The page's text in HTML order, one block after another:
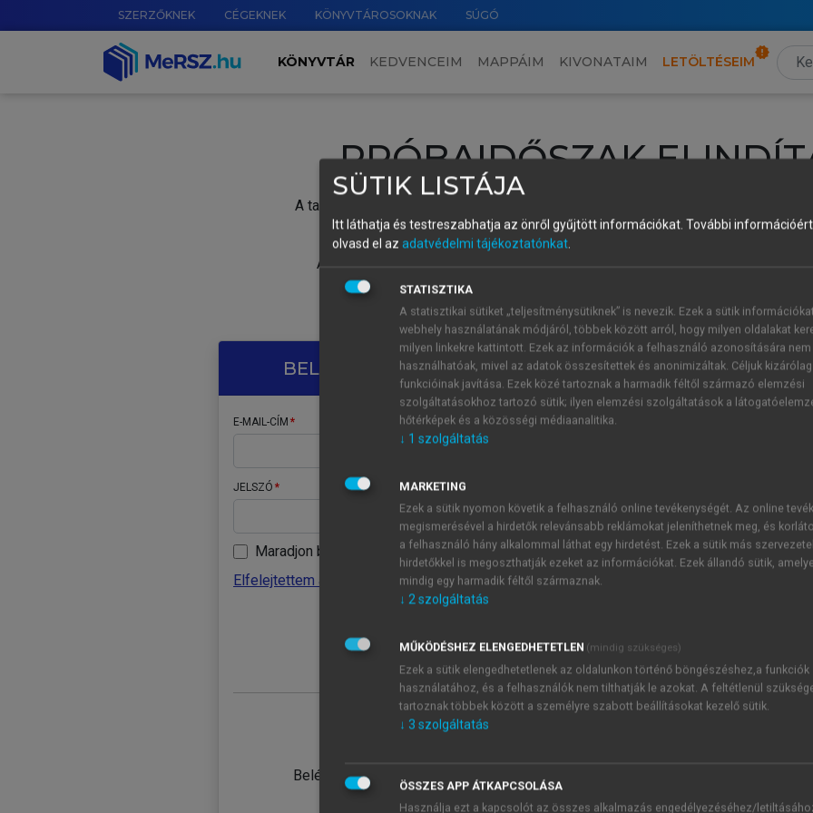
SZERZŐKNEK CÉGEKNEK KÖNYVTÁROSOKNAK SÚGÓ
KÖNYVTÁR KEDVENCEIM MAPPÁIM KIVONATAIM LETÖLTÉSEIM
PRÓBAIDŐSZAK
A tartalom megtekintéséhez lépj be a saját fiókoddal, iskolai azonosítóddal vagy
Új felhasználóként1 óra díjmentes hozzáférésrevagy
A próbaidőszak elindításához,
vagy hozz
A regisztráció után a
BELÉPÉS SAJÁT FIÓKKAL
E-MAIL-CÍM
JELSZÓ
Maradjon belépve
Elfelejtettem a jelszavamat
Belépés intézményi azonosítóval
ÚJ FIÓK
1 óra
JELSZÓ
Kérek értesítést a MeRSZ
Kérek értesítést az
SÜTIK LISTÁJA
Itt láthatja és testreszabhatja az önről gyűjtött információkat. További
olvasd el az adatvédelmi tájékoztatónkat.
STATISZTIKA
A statisztikai sütiket „teljesítménysütiknek” is nevezik. Ezek a sütik
webhely használatának módjáról, többek között arról, hogy milyen oldalakat
milyen linkekre kattintott. Ezek az információk a felhasználó azonosítására nem
használhatóak, mivel az adatok összesítettek és anonimizáltak. Céljuk
funkcióinak javítása. Ezek közé tartoznak a harmadik féltől származó elemzési
szolgáltatásokhoz tartozó sütik; ilyen elemzési szolgáltatások a
hőtérképek és a közösségi médiaanalitika.
↓ 1 szolgáltatás
MARKETING
Ezek a sütik nyomon követik a felhasználó online tevékenységét. Az online
megismerésével a hirdetők relevánsabb reklámokat jeleníthetnek meg, és
a felhasználó hány alkalommal láthat egy hirdetést. Ezek a sütik más
hirdetőkkel is megoszthatják ezeket az információkat. Ezek állandó sütik,
mindig egy harmadik féltől származnak.
↓ 2szolgáltatás
MŰKÖDÉSHEZ ELENGEDHETETLEN (mindig szükséges)
Ezek a sütik elengedhetetlenek az oldalunkon történő böngészéshez,a funkciók
használatához, és a felhasználók nem tilthatják le azokat. A feltétlenül
tartoznak többek között a személyre szabott beállításokat kezelő sütik.
↓ 3 szolgáltatás
ÖSSZES APP ÁTKAPCSOLÁSA
Használja ezt a kapcsolót az összes alkalmazás engedélyezéséhez/